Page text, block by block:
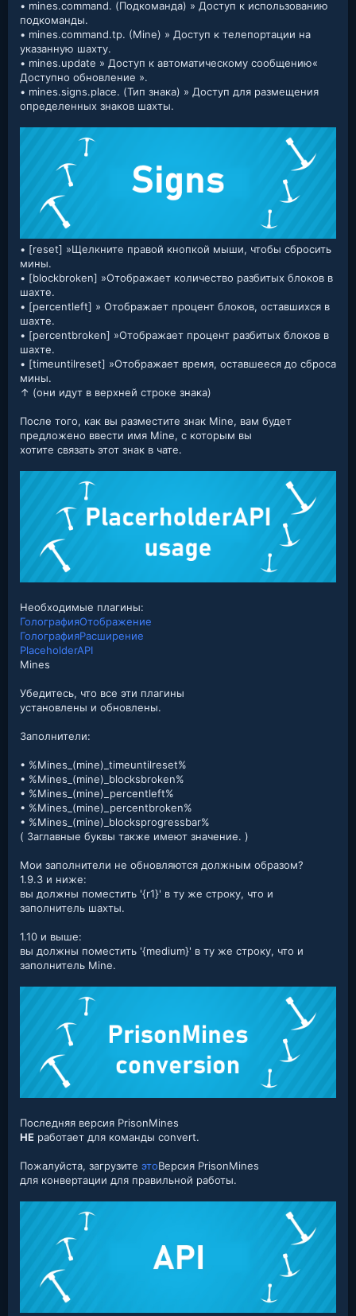
• mines.command. (Подкоманда) » Доступ к использованию
подкоманды.
• mines.command.tp. (Mine) » Доступ к телепортации на
указанную шахту.
• mines.update » Доступ к автоматическому сообщению«
Доступно обновление ».
• mines.signs.place. (Тип знака) » Доступ для размещения
определенных знаков шахты.
• [reset] »Щелкните правой кнопкой мыши, чтобы сбросить
мины.
• [blockbroken] »Отображает количество разбитых блоков в
шахте.
• [percentleft] » Отображает процент блоков, оставшихся в
шахте.
• [percentbroken] »Отображает процент разбитых блоков в
шахте.
• [timeuntilreset] »Отображает время, оставшееся до сброса
мины.
↑ (они идут в верхней строке знака)
После того, как вы разместите знак Mine, вам будет
предложено ввести имя Mine, с которым вы
хотите связать этот знак в чате.
Необходимые плагины:
ГолографияОтображение
ГолографияРасширение
PlaceholderAPI
Mines
Убедитесь, что все эти плагины
установлены и обновлены.
Заполнители:
• %Mines_(mine)_timeuntilreset%
• %Mines_(mine)_blocksbroken%
• %Mines_(mine)_percentleft%
• %Mines_(mine)_percentbroken%
• %Mines_(mine)_blocksprogressbar%
( Заглавные буквы также имеют значение. )
Мои заполнители не обновляются должным образом?
1.9.3 и ниже:
вы должны поместить '{r1}' в ту же строку, что и
заполнитель шахты.
1.10 и выше:
вы должны поместить '{medium}' в ту же строку, что и
заполнитель Mine.
Последняя версия PrisonMines
НЕ работает для команды convert.
Пожалуйста, загрузите этоВерсия PrisonMines
для конвертации для правильной работы.